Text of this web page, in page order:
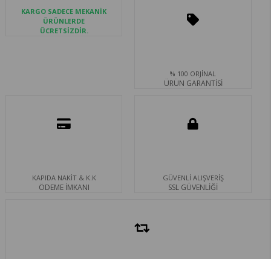
KARGO SADECE MEKANİK
ÜRÜNLERDE
ÜCRETSİZDİR.
% 100 ORJİNAL
ÜRÜN GARANTİSİ
KAPIDA NAKİT & K.K
ÖDEME İMKANI
GÜVENLİ ALIŞVERİŞ
SSL GÜVENLİĞİ